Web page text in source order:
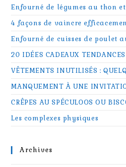
Enfourné de légumes au thon
4 façons de vaincre
Enfourné de cuisses de poulet
20 IDÉES CADEAUX
VÊTEMENTS INUTILISÉS :
MANQUEMENT À UNE
CRÊPES AU SPÉCULOOS OU
Les complexes physiques
Archives